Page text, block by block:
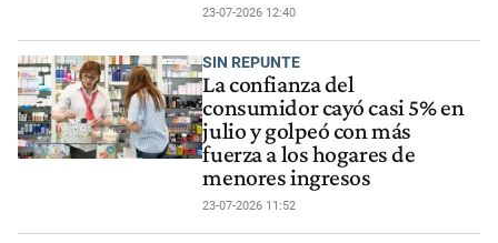
23-07-2026 12:40
SIN REPUNTE
La confianza del
consumidor cayó casi 5% en
julio y golpeó con más
fuerza a los hogares de
menores ingresos
23-07-2026 11:52